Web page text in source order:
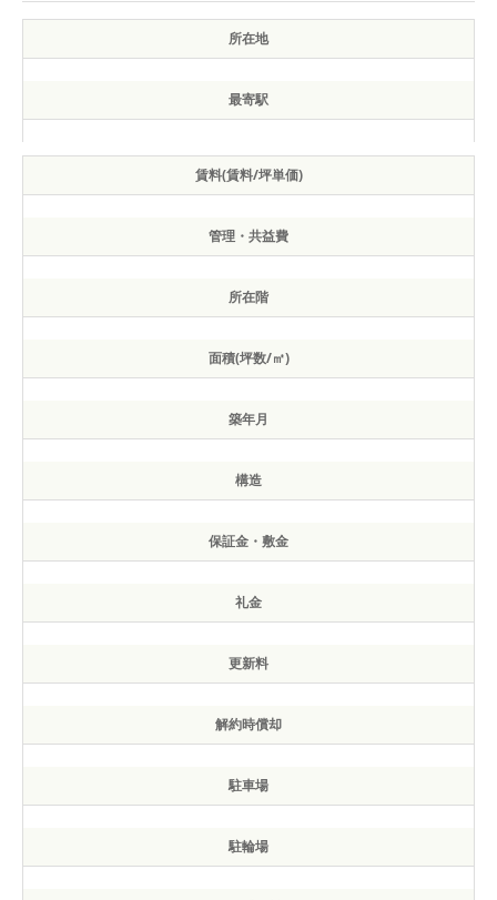
所在地
最寄駅
賃料(賃料/坪単価)
管理・共益費
所在階
面積(坪数/㎡)
築年月
構造
保証金・敷金
礼金
更新料
解約時償却
駐車場
駐輪場